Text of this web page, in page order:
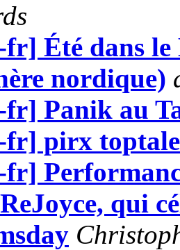
Été dans le
nordique)
Panik au
fr] pirx
fr]
qui